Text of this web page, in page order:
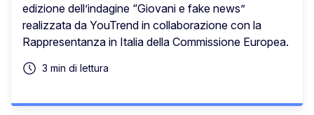
edizione dell’indagine “Giovani e fake news”
realizzata da YouTrend in collaborazione con la
Rappresentanza in Italia della Commissione Europea.
3 min di lettura